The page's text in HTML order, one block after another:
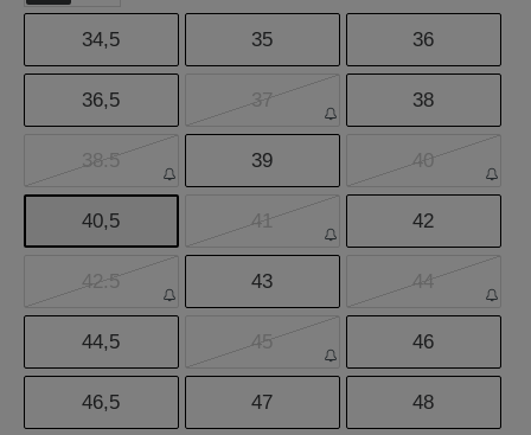
34,5 35 36
36,5 37 38
38.5 39 40
40,5 41 42
42.5 43 44
44,5 45 46
46,5 47 48